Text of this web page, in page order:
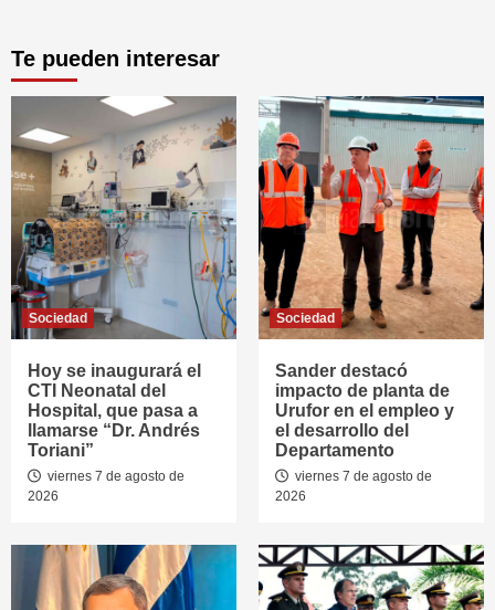
Te pueden interesar
Sociedad
Hoy se inaugurará el
CTI Neonatal del
Hospital, que pasa a
llamarse “Dr. Andrés
Toriani”
viernes 7 de agosto de
2026
Sociedad
Sander destacó
impacto de planta de
Urufor en el empleo y
el desarrollo del
Departamento
viernes 7 de agosto de
2026